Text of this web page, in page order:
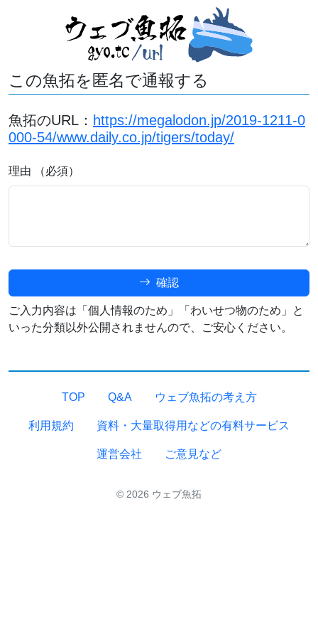
この魚拓を匿名で通報する
魚拓のURL： https://megalodon.jp/2019-1211-0
000-54/www.daily.co.jp/tigers/today/
理由 （必須）
確認
ご入力内容は「個人情報のため」「わいせつ物のため」と
いった分類以外公開されませんので、ご安心ください。
TOP Q&A ウェブ魚拓の考え方
利用規約 資料・大量取得用などの有料サービス
運営会社 ご意見など
© 2026 ウェブ魚拓